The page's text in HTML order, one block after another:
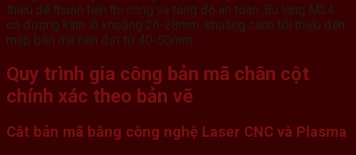
thiểu để thuận tiện thi công và tăng độ an toàn. Bu lông M24
có đường kính lỗ khoảng 26-28mm, khoảng cách tối thiểu đến
mép bản mã nên đạt từ 40-50mm.
Quy trình gia công bản mã chân cột
chính xác theo bản vẽ
Cắt bản mã bằng công nghệ Laser CNC và Plasma